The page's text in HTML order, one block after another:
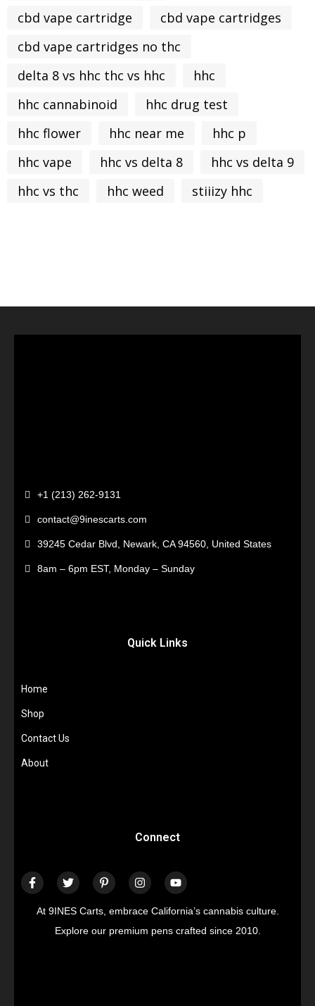
cbd vape cartridge
cbd vape cartridges
cbd vape cartridges no thc
delta 8 vs hhc thc vs hhc
hhc
hhc cannabinoid
hhc drug test
hhc flower
hhc near me
hhc p
hhc vape
hhc vs delta 8
hhc vs delta 9
hhc vs thc
hhc weed stiiizy hhc
+1 (213) 262-9131
contact@9inescarts.com
39245 Cedar Blvd, Newark, CA 94560, United States
8am – 6pm EST, Monday – Sunday
Quick Links
Home
Shop
Contact Us
About
Connect
At 9INES Carts, embrace California’s cannabis culture.
Explore our premium pens crafted since 2010.